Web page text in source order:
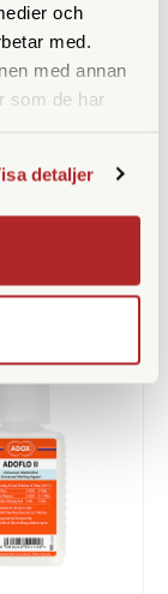
och
med.
med annan
som de har
detaljer